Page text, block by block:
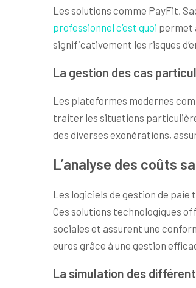
Les solutions comme PayFit,
professionnel c’est quoi permet
significativement les risques
La gestion des cas
Les plateformes modernes
traiter les situations
des diverses exonérations,
L’analyse des coûts
Les logiciels de gestion de
Ces solutions technologiques
sociales et assurent une
euros grâce à une gestion
La simulation des